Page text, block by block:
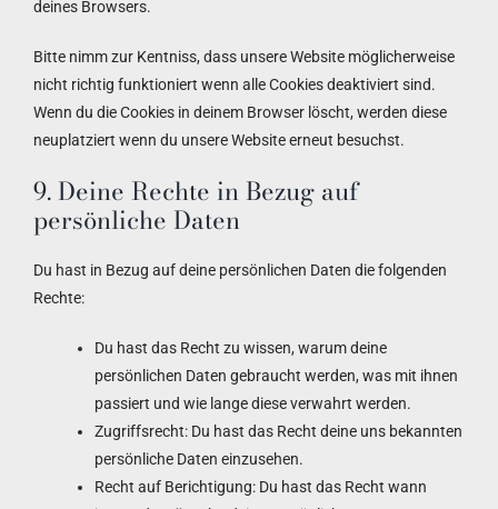
deines Browsers.
Bitte nimm zur Kentniss, dass unsere Website möglicherweise
nicht richtig funktioniert wenn alle Cookies deaktiviert sind.
Wenn du die Cookies in deinem Browser löscht, werden diese
neuplatziert wenn du unsere Website erneut besuchst.
9. Deine Rechte in Bezug auf
persönliche Daten
Du hast in Bezug auf deine persönlichen Daten die folgenden
Rechte:
Du hast das Recht zu wissen, warum deine
persönlichen Daten gebraucht werden, was mit ihnen
passiert und wie lange diese verwahrt werden.
Zugriffsrecht: Du hast das Recht deine uns bekannten
persönliche Daten einzusehen.
Recht auf Berichtigung: Du hast das Recht wann